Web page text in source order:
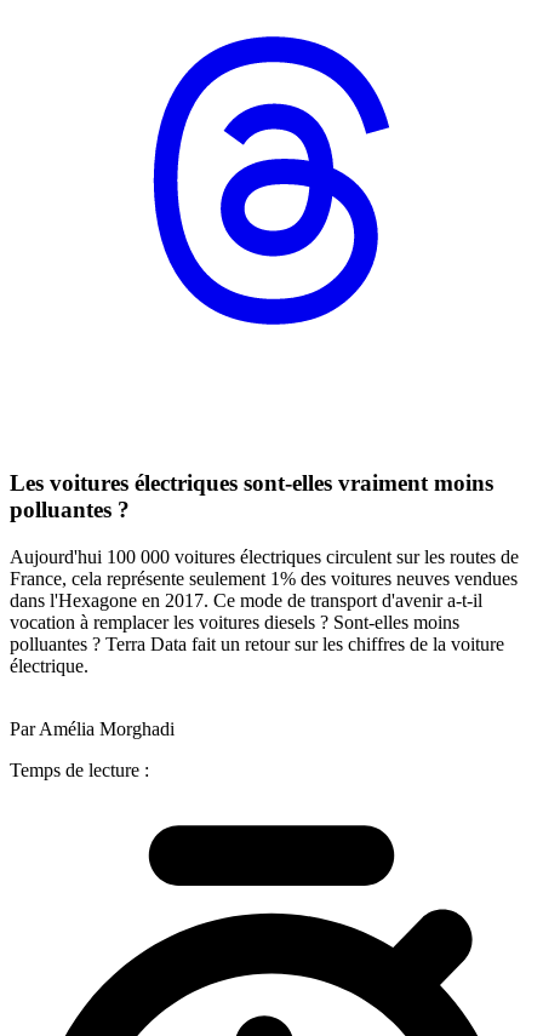
Les voitures électriques sont-elles vraiment moins
polluantes ?
Aujourd'hui 100 000 voitures électriques circulent sur les routes de
France, cela représente seulement 1% des voitures neuves vendues
dans l'Hexagone en 2017. Ce mode de transport d'avenir a-t-il
vocation à remplacer les voitures diesels ? Sont-elles moins
polluantes ? Terra Data fait un retour sur les chiffres de la voiture
électrique.
Par Amélia Morghadi
Temps de lecture :